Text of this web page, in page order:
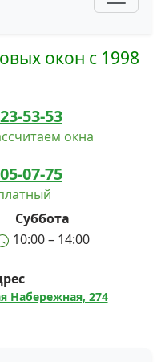
окон с 1998
53-53
окна
07-75
Суббота
10:00 – 14:00
Набережная, 274